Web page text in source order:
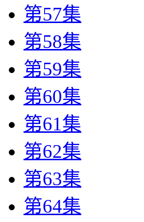
第57集
第58集
第59集
第60集
第61集
第62集
第63集
第64集